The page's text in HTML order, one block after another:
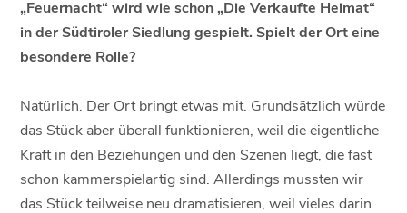
„Feuernacht“ wird wie schon „Die Verkaufte Heimat“
in der Südtiroler Siedlung gespielt. Spielt der Ort eine
besondere Rolle?
Natürlich. Der Ort bringt etwas mit. Grundsätzlich würde
das Stück aber überall funktionieren, weil die eigentliche
Kraft in den Beziehungen und den Szenen liegt, die fast
schon kammerspielartig sind. Allerdings mussten wir
das Stück teilweise neu dramatisieren, weil vieles darin